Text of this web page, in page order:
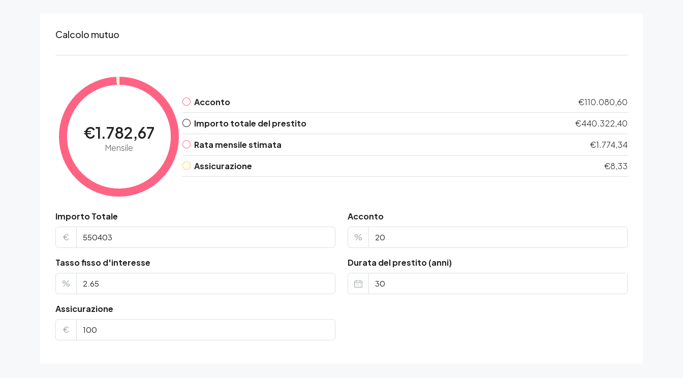
Calcolo mutuo
€1.782,67
Mensile
Acconto
€110.080,60
Importo totale del prestito
€440.322,40
Rata mensile stimata
€1.774,34
Assicurazione
€8,33
Importo Totale
€
Acconto
%
Tasso fisso d'interesse
%
Durata del prestito (anni)
Assicurazione
€